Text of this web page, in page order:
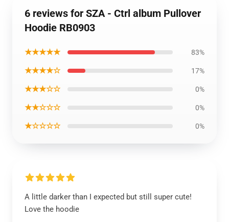
6 reviews for SZA - Ctrl album Pullover
Hoodie RB0903
★★★★★ 83%
★★★★☆ 17%
★★★☆☆ 0%
★★☆☆☆ 0%
★☆☆☆☆ 0%
A little darker than I expected but still super cute!
Love the hoodie